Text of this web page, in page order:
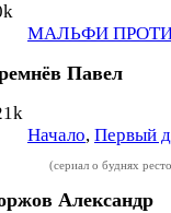
МАЛЬФИ
Павел
Начало, Первый
(сериал о буднях
Александр